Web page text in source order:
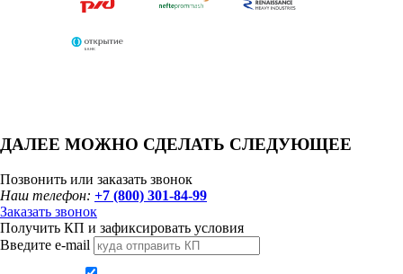
ДАЛЕЕ МОЖНО СДЕЛАТЬ СЛЕДУЮЩЕЕ
Позвонить или заказать звонок
Наш телефон: +7 (800) 301-84-99
Заказать звонок
Получить КП и зафиксировать условия
Введите e-mail